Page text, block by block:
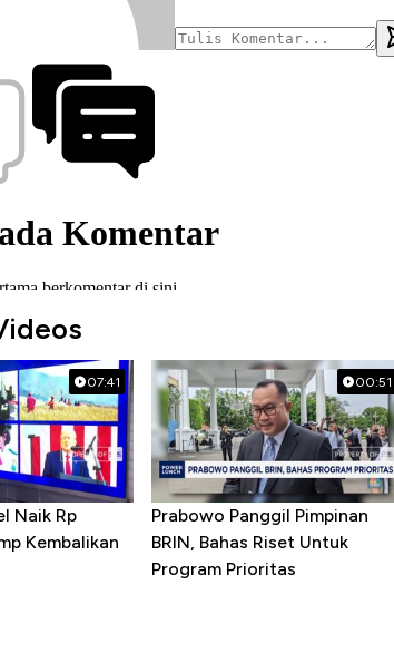
07:41
Naik Rp
Kembalikan
00:51
Prabowo Panggil Pimpinan
BRIN, Bahas Riset Untuk
Program Prioritas